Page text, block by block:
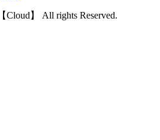
】 All rights Reserved.